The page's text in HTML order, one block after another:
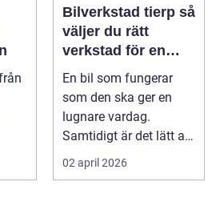
Bilverkstad tierp så
väljer du rätt
verkstad för en
tryggare bilvardag
En bil som fungerar
som den ska ger en
lugnare vardag.
Samtidigt är det lätt att
skjuta upp service ...
02 april 2026